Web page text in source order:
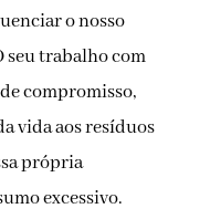
o nosso
seu trabalho com
compromisso,
vida aos resíduos
própria
excessivo.